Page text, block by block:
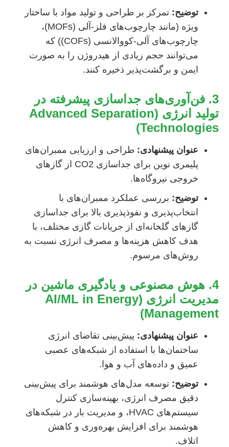
توضیح: تمرکز بر طراحی و تولید مواد با ساختار
ویژه (مانند چارچوب‌های فلز-آلی (MOFs)،
چارچوب‌های آلی-کووالانسی (COFs)) که
می‌توانند حجم زیادی از هیدروژن را به صورت
ایمن و برگشت‌پذیر ذخیره کنند.
3. فن‌آوری‌های جداسازی پیشرفته در
تولید انرژی (Advanced Separation
Technologies)
عنوان پیشنهادی: طراحی و ارزیابی ممبران‌های
پلیمری نوین برای جداسازی CO2 از گازهای
خروجی نیروگاه‌ها.
توضیح: بررسی عملکرد ممبران‌های با
انتخاب‌پذیری و نفوذپذیری بالا برای جداسازی
گازهای گلخانه‌ای از جریانات گازی مختلف، با
هدف کاهش هزینه‌ها و مصرف انرژی نسبت به
روش‌های مرسوم.
4. هوش مصنوعی و یادگیری ماشین در
مدیریت انرژی (AI/ML in Energy
Management)
عنوان پیشنهادی: پیش‌بینی تقاضای انرژی
ساختمان‌ها با استفاده از شبکه‌های عصبی
عمیق و داده‌های آب و هوا.
توضیح: توسعه مدل‌های هوشمند برای پیش‌بینی
دقیق مصرف انرژی، بهینه‌سازی کنترل
سیستم‌های HVAC، و مدیریت بار در شبکه‌های
هوشمند برای افزایش بهره‌وری و کاهش
اتلاف.